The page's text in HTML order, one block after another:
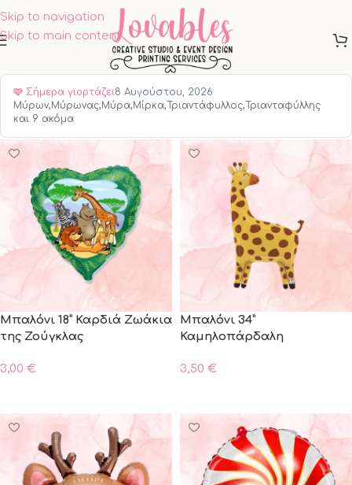
Skip to navigation
Skip to main content
🩷 Σήμερα γιορτάζει8 Αυγούστου, 2026
Μύρων,Μύρωνας,Μύρα,Μίρκα,Τριαντάφυλλος,Τριανταφύλλης
και 9 ακόμα
Show column
Μπαλόνι 18” Καρδιά Ζωάκια
της Ζούγκλας
3,00 €
Μπαλόνι 34”
Καμηλοπάρδαλη
3,50 €